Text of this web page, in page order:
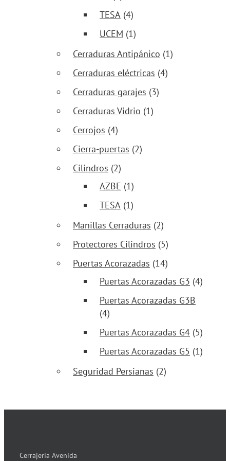
TESA (4)
UCEM (1)
Cerraduras Antipánico (1)
Cerraduras eléctricas (4)
Cerraduras garajes (3)
Cerraduras Vidrio (1)
Cerrojos (4)
Cierra-puertas (2)
Cilindros (2)
AZBE (1)
TESA (1)
Manillas Cerraduras (2)
Protectores Cilindros (5)
Puertas Acorazadas (14)
Puertas Acorazadas G3 (4)
Puertas Acorazadas G3B
(4)
Puertas Acorazadas G4 (5)
Puertas Acorazadas G5 (1)
Seguridad Persianas (2)
Cerrajería Avenida